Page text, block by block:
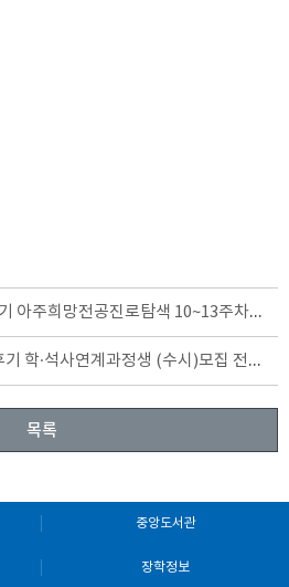
[필독]26-1학기 아주희망전공진로탐색 10~13주차, 15주차 수업을 위한 오픈채팅 안내
2026학년도 후기 학·석사연계과정생 (수시)모집 전형 실시 안내
목록
중앙도서관
장학정보